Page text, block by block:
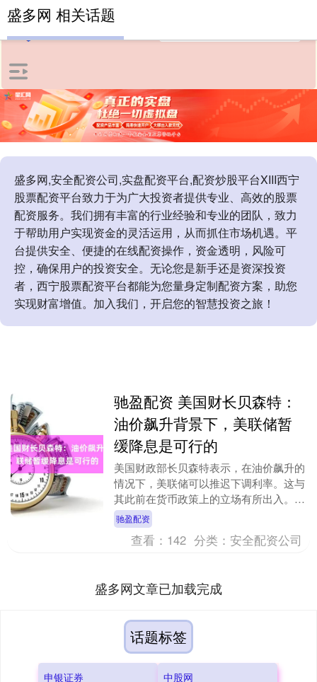
盛多网,安全配资公司,实盘配资平台,配资炒股平台XIII‌西宁
股票配资平台致力于为广大投资者提供专业、高效的股票
配资服务。我们拥有丰富的行业经验和专业的团队，致力
于帮助用户实现资金的灵活运用，从而抓住市场机遇。平
台提供安全、便捷的在线配资操作，资金透明，风险可
控，确保用户的投资安全。无论您是新手还是资深投资
者，西宁股票配资平台都能为您量身定制配资方案，助您
实现财富增值。加入我们，开启您的智慧投资之旅！
盛多网 相关话题
驰盈配资 美国财长贝森特：
油价飙升背景下，美联储暂
缓降息是可行的
美国财政部长贝森特表示，在油价飙升的
情况下，美联储可以推迟下调利率。这与
其此前在货币政策上的立场有所出入。
“我是否认为应该降息？最终是需要的。
但我认为现在我们....
驰盈配资
查看： 142 分类：安全配资公司
盛多网文章已加载完成
话题标签
申银证券 中股网